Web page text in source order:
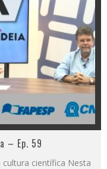
– Ep. 59
científica Nesta